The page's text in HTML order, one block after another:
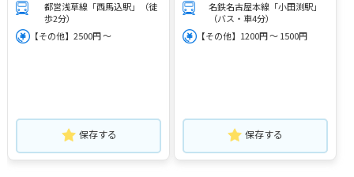
都営浅草線「西馬込駅」（徒
歩2分）
【その他】2500円 ～
保存する
名鉄名古屋本線「小田渕駅」
（バス・車4分）
【その他】1200円 ～ 1500円
保存する